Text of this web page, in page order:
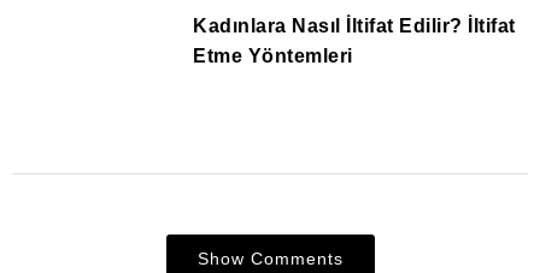
Kadınlara Nasıl İltifat Edilir? İltifat
Etme Yöntemleri
Show Comments